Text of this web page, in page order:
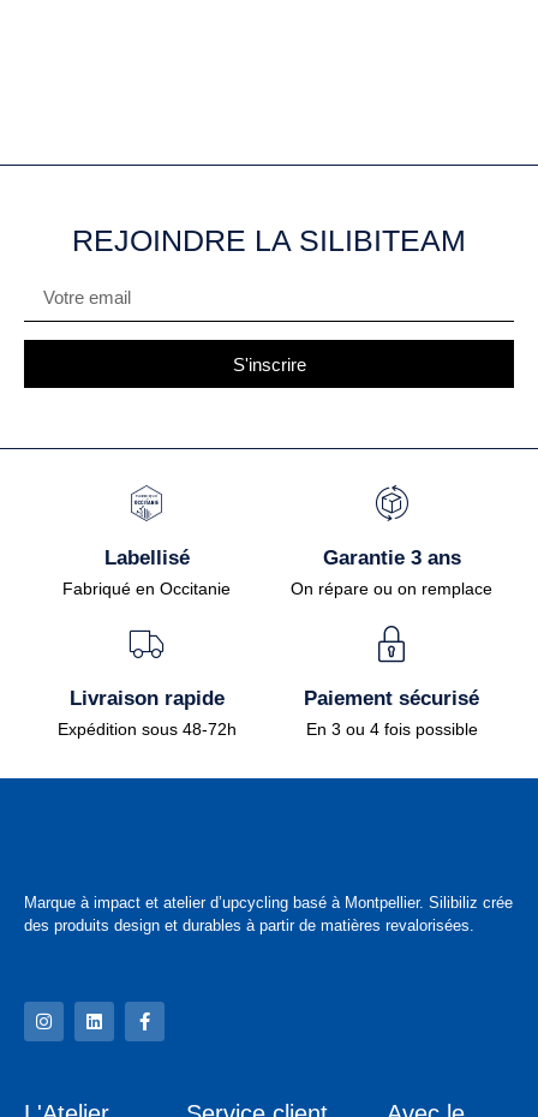
REJOINDRE LA SILIBITEAM
S'inscrire
Labellisé
Fabriqué en Occitanie
Garantie 3 ans
On répare ou on remplace
Livraison rapide
Expédition sous 48-72h
Paiement sécurisé
En 3 ou 4 fois possible
Marque à impact et atelier d’upcycling basé à Montpellier. Silibiliz crée
des produits design et durables à partir de matières revalorisées.